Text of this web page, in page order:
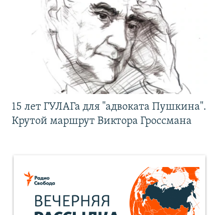
15 лет ГУЛАГа для "адвоката Пушкина".
Крутой маршрут Виктора Гроссмана